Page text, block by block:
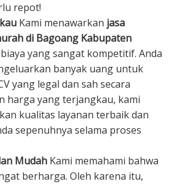
repot!
Kami menawarkan jasa
di Bagoang Kabupaten
yang sangat kompetitif. Anda
banyak uang untuk
yang legal dan sah secara
harga yang terjangkau, kami
kualitas layanan terbaik dan
sepenuhnya selama proses
Mudah Kami memahami bahwa
berharga. Oleh karena itu,